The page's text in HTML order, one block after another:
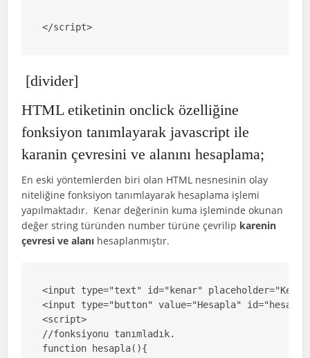
</script>
[divider]
HTML etiketinin onclick özelliğine
fonksiyon tanımlayarak javascript ile
karanin çevresini ve alanını hesaplama;
En eski yöntemlerden biri olan HTML nesnesinin olay
niteliğine fonksiyon tanımlayarak hesaplama işlemi
yapılmaktadır. Kenar değerinin kuma işleminde okunan
değer string türünden number türüne çevrilip karenin
çevresi ve alanı hesaplanmıştır.
<input type="text" id="kenar"
<input type="button" value="Hesapla"
<script>
//fonksiyonu tanımladık.
function hesapla(){